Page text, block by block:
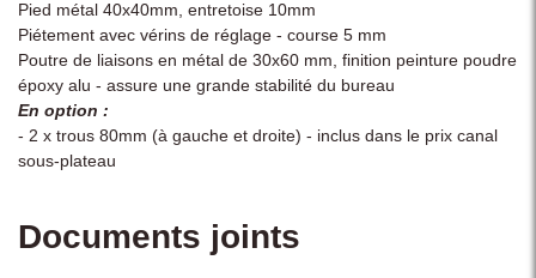
Pied métal 40x40mm, entretoise 10mm
Piétement avec vérins de réglage - course 5 mm
Poutre de liaisons en métal de 30x60 mm, finition peinture poudre
époxy alu - assure une grande stabilité du bureau
En option :
- 2 x trous 80mm (à gauche et droite) - inclus dans le prix canal
sous-plateau
Documents joints